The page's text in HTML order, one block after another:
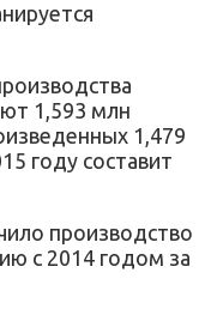
1,593 млн
1,479
году составит
производство
с 2014 годом за